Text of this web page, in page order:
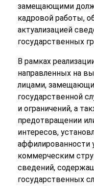
замещающими
кадровой работы,
актуализацией
государственных
В рамках
направленных на
лицами,
государственной
и ограничений, а
предотвращении
интересов,
аффилированности
коммерческим
сведений,
государственных